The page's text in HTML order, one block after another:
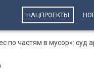
НАЦПРОЕКТЫ
по частям в мусор»: суд